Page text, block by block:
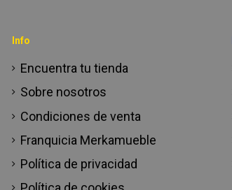
Info
Encuentra tu tienda
Sobre nosotros
Condiciones de venta
Franquicia Merkamueble
Política de privacidad